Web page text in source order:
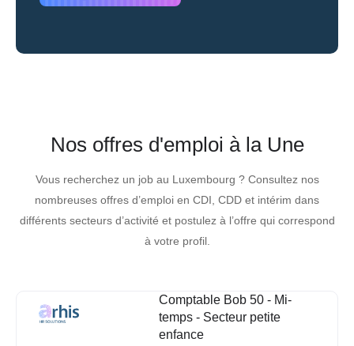
Nos offres d'emploi à la Une
Vous recherchez un job au Luxembourg ? Consultez nos
nombreuses offres d’emploi en CDI, CDD et intérim dans
différents secteurs d’activité et postulez à l’offre qui correspond
à votre profil.
Comptable Bob 50 - Mi-
temps - Secteur petite
enfance